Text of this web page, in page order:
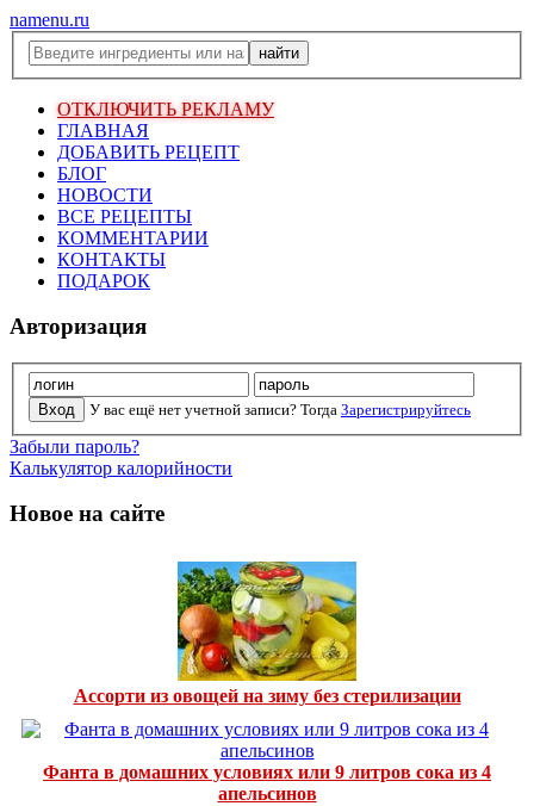
namenu.ru
ОТКЛЮЧИТЬ РЕКЛАМУ
ГЛАВНАЯ
ДОБАВИТЬ РЕЦЕПТ
БЛОГ
НОВОСТИ
ВСЕ РЕЦЕПТЫ
КОММЕНТАРИИ
КОНТАКТЫ
ПОДАРОК
Авторизация
У вас ещё нет учетной записи? Тогда Зарегистрируйтесь
Забыли пароль?
Калькулятор калорийности
Новое на сайте
Ассорти из овощей на зиму без стерилизации
Фанта в домашних условиях или 9 литров сока из 4
апельсинов